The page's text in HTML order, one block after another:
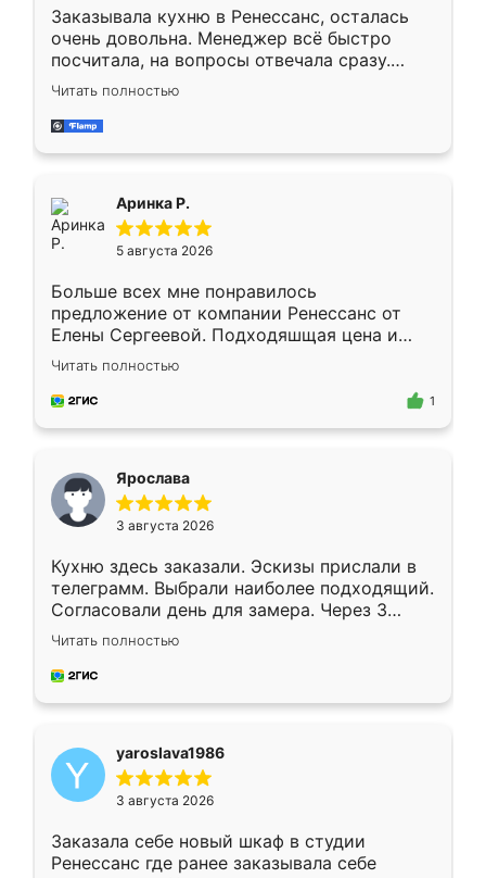
Заказывала кухню в Ренессанс, осталась
очень довольна. Менеджер всё быстро
посчитала, на вопросы отвечала сразу.
Замерщик приехал в субботу, подошёл к
делу со всей ответственностью. Собрали
за день, ребята работали аккуратно, даже
Читать полностью
Аринка Р.
5 августа 2026
Больше всех мне понравилось
предложение от компании Ренессанс от
Елены Сергеевой. Подходяшщая цена и
короткие сроки изготовления. Приехавший
для замера сотрудник Владислав
предложил по моему эскизу самый
Читать полностью
1
Ярослава
3 августа 2026
Кухню здесь заказали. Эскизы прислали в
телеграмм. Выбрали наиболее подходящий.
Согласовали день для замера. Через 3
недели кухня была уже готова. Остались
довольны работой. Спасибо Ренессанс
мебель за качественную работу!
Читать полностью
yaroslava1986
3 августа 2026
Заказала себе новый шкаф в студии
Ренессанс где ранее заказывала себе